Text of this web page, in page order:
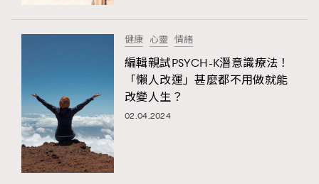
健康 心靈 情緒
編輯親試PSYCH-K潛意識療法！
「懶人改運」甚麼都不用做就能
改變人生？
02.04.2024